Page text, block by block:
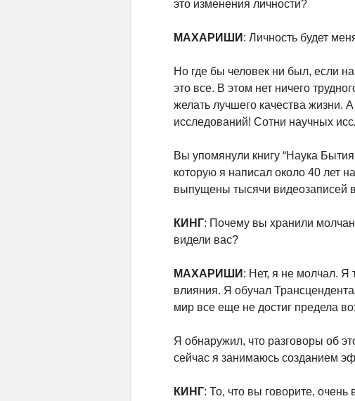
это изменения личности?
МАХАРИШИ : Личность будет
Но где бы человек ни был, если
это все. В этом нет ничего
желать лучшего качества жизни.
исследований! Сотни научных
Вы упомянули книгу “Наука
которую я написал около 40 лет
выпущены тысячи видеозаписей
КИНГ: Почему вы хранили
видели вас?
МАХАРИШИ : Нет, я не молчал. Я
влияния. Я обучал
мир все еще не достиг предела
Я обнаружил, что разговоры об
сейчас я занимаюсь созданием
КИНГ: То, что вы говорите,